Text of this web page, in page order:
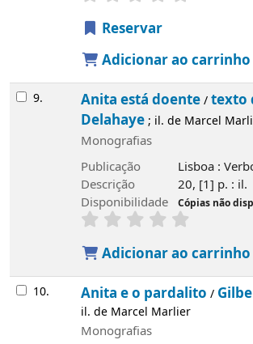
Reservar
Adicionar ao carrinho
9. Anita está doente/texto
Delahaye; il. de Marcel
Monografias
Publicação
Lisboa :
Descrição
20, [1] p. : il.
Disponibilidade
Cópias não
Adicionar ao carrinho
10. Anita e o pardalito /
il. de Marcel Marlier
Monografias